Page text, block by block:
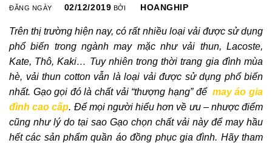
ĐĂNG NGÀY 02/12/2019 BỞI HOANGHIP
Trên thị trường hiện nay, có rất nhiều loại vải được sử dụng
phổ biến trong ngành may mặc như vải thun, Lacoste,
Kate, Thô, Kaki… Tuy nhiên trong thời trang gia đình mùa
hè, vải thun cotton vẫn là loại vải được sử dụng phổ biến
nhất. Gạo gọi đó là chất vải “thượng hạng” để may áo gia
đình cao cấp. Để mọi người hiểu hơn về ưu – nhược điểm
cũng như lý do tại sao Gạo chọn chất vải này để may hầu
hết các sản phẩm quần áo đồng phục gia đình. Hãy tham